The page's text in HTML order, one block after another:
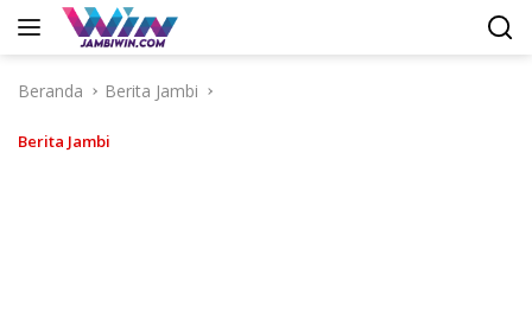
Langsung
Beranda
Berita Jambi
Berita Jambi